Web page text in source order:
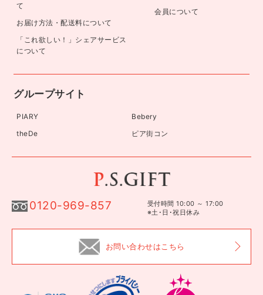
て
お届け方法・配送料について
「これ欲しい！」シェアサービス
について
会員について
グループサイト
PIARY
Bebery
theDe
ピア街コン
0120-969-857
受付時間 10:00 ～ 17:00
※土･日･祝日休み
お問い合わせはこちら